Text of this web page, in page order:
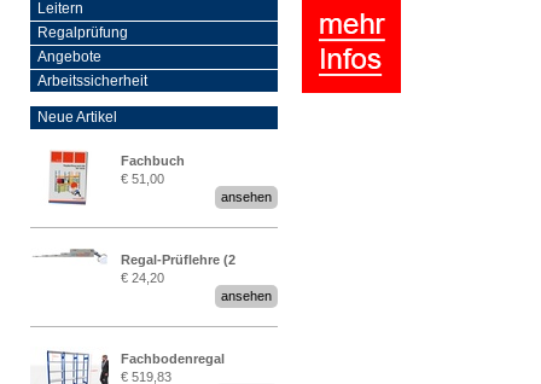
Leitern
Regalprüfung
Angebote
Arbeitssicherheit
Neue Artikel
Fachbuch
„Regalprüfung nach DIN
€ 51,00
ansehen
Regal-Prüflehre (2
Stück)
€ 24,20
ansehen
Fachbodenregal
€ 519,83